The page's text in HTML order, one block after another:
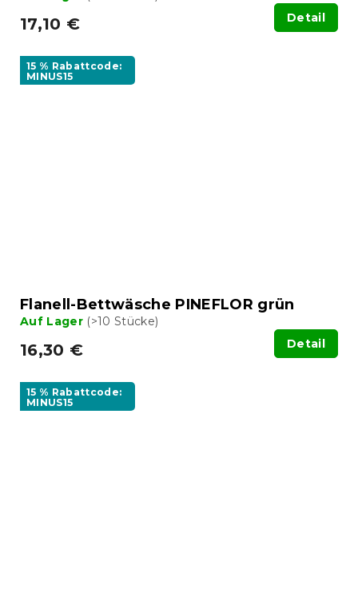
17,10 € Detail
15 % Rabattcode:
MINUS15
Flanell-Bettwäsche PINEFLOR grün
Auf Lager (>10 Stücke)
16,30 € Detail
15 % Rabattcode:
MINUS15